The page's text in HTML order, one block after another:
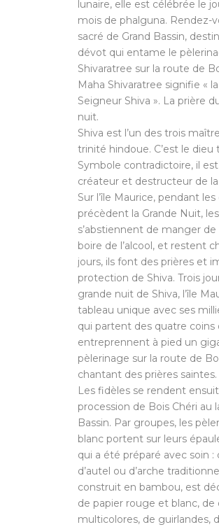
lunaire, elle est célébrée le
mois de phalguna. Rendez-
sacré de Grand Bassin,
dévot qui entame le
Shivaratree sur la route de
Maha Shivaratree signifie «
Seigneur Shiva ». La prière
nuit.
Shiva est l’un des trois
trinité hindoue. C’est le dieu
Symbole contradictoire, il
créateur et destructeur de
Sur l’île Maurice, pendant
précèdent la Grande Nuit,
s’abstiennent de manger de
boire de l’alcool, et restent
jours, ils font des prières et
protection de Shiva. Trois
grande nuit de Shiva, l’île
tableau unique avec ses
qui partent des quatre coins
entreprennent à pied un
pèlerinage sur la route de
chantant des prières saintes.
Les fidèles se rendent
procession de Bois Chéri au
Bassin. Par groupes, les
blanc portent sur leurs
qui a été préparé avec soin
d’autel ou d’arche
construit en bambou, est
de papier rouge et blanc,
multicolores, de guirlandes,